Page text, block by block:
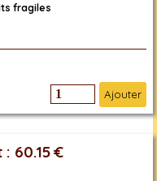
fragiles
Ajouter
60.15 €